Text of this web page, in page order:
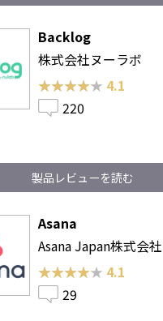
Backlog
株式会社ヌーラボ
★★★★★
★★★★★ 4.1
220
製品レビューを読む
Asana
Asana Japan株式会社
★★★★★
★★★★★ 4.1
29